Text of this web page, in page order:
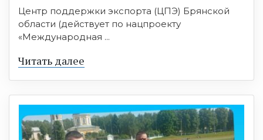
Центр поддержки экспорта (ЦПЭ) Брянской
области (действует по нацпроекту
«Международная ...
Читать далее